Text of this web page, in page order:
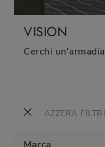
AZZERA FILTRI
VISION